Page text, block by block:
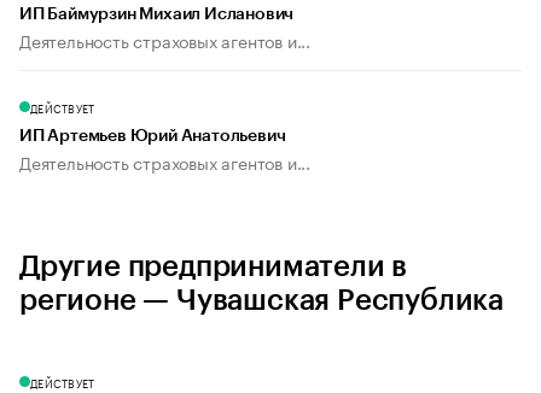
ИП Баймурзин Михаил Исланович
Деятельность страховых агентов и...
ДЕЙСТВУЕТ
ИП Артемьев Юрий Анатольевич
Деятельность страховых агентов и...
Другие предприниматели в
регионе — Чувашская Республика
ДЕЙСТВУЕТ